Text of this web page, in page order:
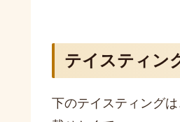
テイスティン
下のテイスティングは